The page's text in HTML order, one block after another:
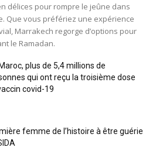
délices pour rompre le jeûne dans
Que vous préfériez une expérience
Marrakech regorge d’options pour
le Ramadan.
plus de 5,4 millions de
qui ont reçu la troisième dose
covid-19
femme de l’histoire à être guérie